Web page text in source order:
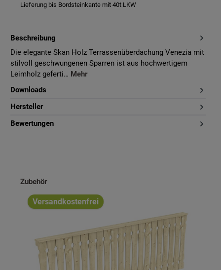
Lieferung bis Bordsteinkante mit 40t LKW
Beschreibung
Die elegante Skan Holz Terrassenüberdachung Venezia mit
stilvoll geschwungenen Sparren ist aus hochwertigem
Leimholz geferti… Mehr
Downloads
Hersteller
Bewertungen
Produktgalerie überspringen
Zubehör
Versandkostenfrei